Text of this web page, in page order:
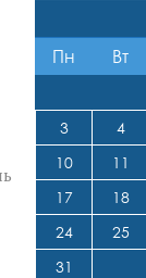
Пн
Вт
3
4
10
11
17
18
24
25
31